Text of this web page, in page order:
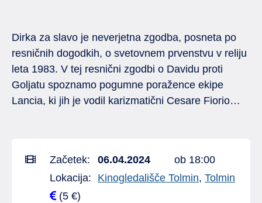
Dirka za slavo je neverjetna zgodba, posneta po
resničnih dogodkih, o svetovnem prvenstvu v reliju
leta 1983. V tej resnični zgodbi o Davidu proti
Goljatu spoznamo pogumne poražence ekipe
Lancia, ki jih je vodil karizmatični Cesare Fiorio…
Začetek: 06.04.2024
ob 18:00
Lokacija:
Kinogledališče Tolmin, Tolmin
(5 €)